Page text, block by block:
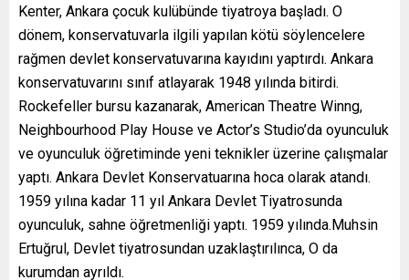
Kenter, Ankara çocuk kulübünde tiyatroya başladı. O
dönem, konservatuvarla ilgili yapılan kötü söylencelere
rağmen devlet konservatuvarına kayıdını yaptırdı. Ankara
konservatuvarını sınıf atlayarak 1948 yılında bitirdi.
Rockefeller bursu kazanarak, American Theatre Winng,
Neighbourhood Play House ve Actor’s Studio’da oyunculuk
ve oyunculuk öğretiminde yeni teknikler üzerine çalışmalar
yaptı. Ankara Devlet Konservatuarına hoca olarak atandı.
1959 yılına kadar 11 yıl Ankara Devlet Tiyatrosunda
oyunculuk, sahne öğretmenliği yaptı. 1959 yılında.Muhsin
Ertuğrul, Devlet tiyatrosundan uzaklaştırılınca, O da
kurumdan ayrıldı.